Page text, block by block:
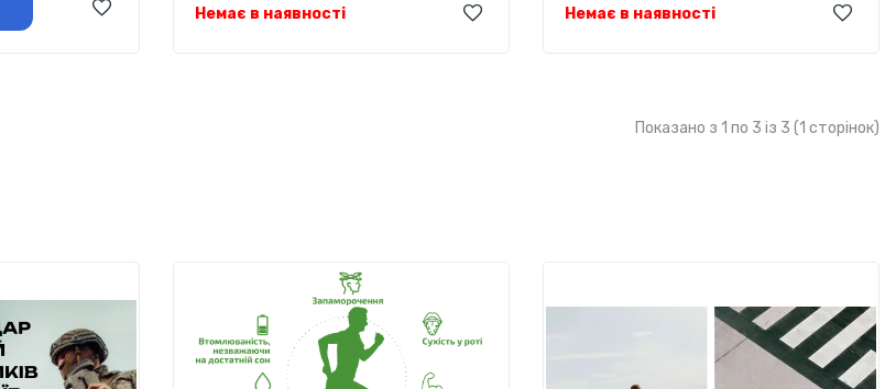
Немає в наявності Немає в наявності
Показано з 1 по 3 із 3 (1 сторінок)